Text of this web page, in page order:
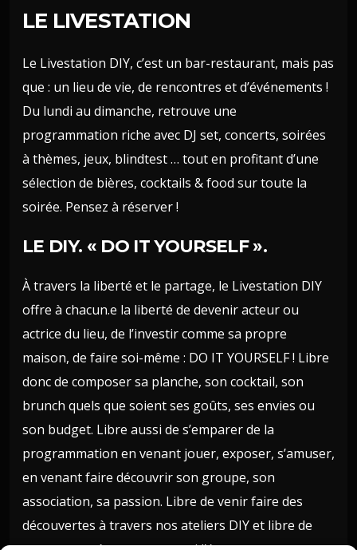
LE LIVESTATION
Le Livestation DIY, c’est un bar-restaurant, mais pas
que : un lieu de vie, de rencontres et d’événements !
Du lundi au dimanche, retrouve une
programmation riche avec DJ set, concerts, soirées
à thèmes, jeux, blindtest … tout en profitant d’une
sélection de bières, cocktails & food sur toute la
soirée. Pensez à réserver !
LE DIY. « DO IT YOURSELF ».
À travers la liberté et le partage, le Livestation DIY
offre à chacun.e la liberté de devenir acteur ou
actrice du lieu, de l’investir comme sa propre
maison, de faire soi-même : DO IT YOURSELF ! Libre
donc de composer sa planche, son cocktail, son
brunch quels que soient ses goûts, ses envies ou
son budget. Libre aussi de s’emparer de la
programmation en venant jouer, exposer, s’amuser,
en venant faire découvrir son groupe, son
association, sa passion. Libre de venir faire des
découvertes à travers nos ateliers DIY et libre de